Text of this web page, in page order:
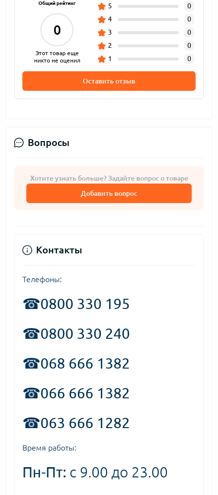
Общий рейтинг
0
Этот товар еще
никто не оценил
5
0
4
0
3
0
2
0
1
0
Оставить отзыв
Вопросы
Хотите узнать больше? Задайте вопрос о товаре
Добавить вопрос
Контакты
Телефоны:
☎0800 330 195
☎0800 330 240
☎068 666 1382
☎066 666 1382
☎063 666 1282
Время работы:
Пн-Пт: с 9.00 до 23.00